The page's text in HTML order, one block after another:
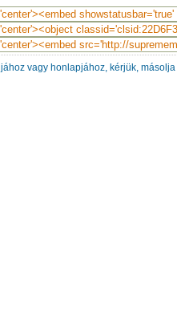
vagy honlapjához, kérjük,